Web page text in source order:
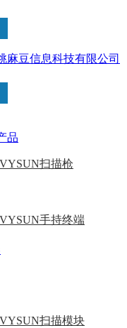
品
扫描枪
手持终端
扫描模块